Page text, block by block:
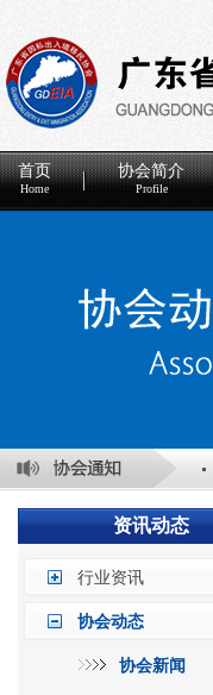
首页
Home
协会简介
Profile
资讯动态
行业资讯
协会动态
协会新闻